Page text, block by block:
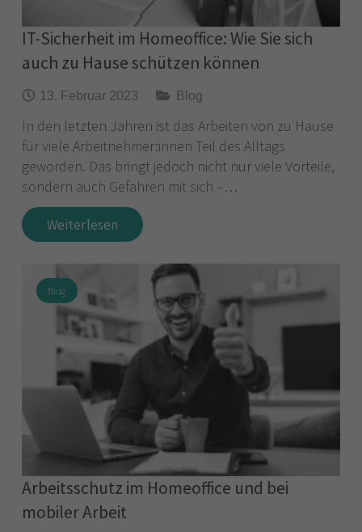
IT-Sicherheit im Homeoffice: Wie Sie sich
auch zu Hause schützen können
13. Februar 2023 Blog
In den letzten Jahren ist das Arbeiten von zu Hause
für viele Arbeitnehmer:innen Teil des Alltags
geworden. Das bringt jedoch nicht nur viele Vorteile,
sondern auch Gefahren mit sich –…
Weiterlesen
Blog
Arbeitsschutz im Homeoffice und bei
mobiler Arbeit